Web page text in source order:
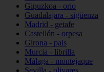
Gipuzkoa - orio
Guadalajara - sigüenza
Madrid - getafe
Castellón - orpesa
Girona - pals
Murcia - librilla
Málaga - montejaque
Sevilla - olivares